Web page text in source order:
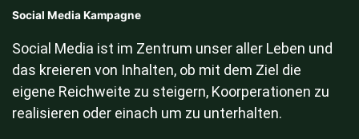
Social Media Kampagne
Social Media ist im Zentrum unser aller Leben und
das kreieren von Inhalten, ob mit dem Ziel die
eigene Reichweite zu steigern, Koorperationen zu
realisieren oder einach um zu unterhalten.